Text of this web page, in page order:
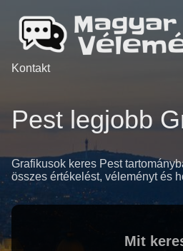
Kontakt
Pest legjobb
Grafikusok keres Pest
összes értékelést, véleményt és
Mit